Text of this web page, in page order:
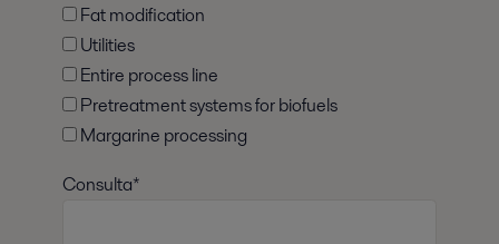
Fat modification
Utilities
Entire process line
Pretreatment systems for biofuels
Margarine processing
Consulta*